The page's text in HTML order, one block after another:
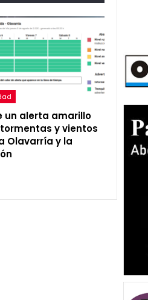
un alerta amarillo
y vientos
Olavarría y la